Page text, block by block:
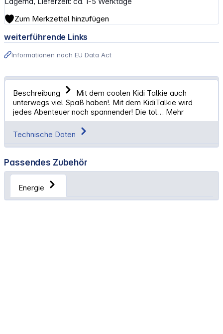
Zum Merkzettel hinzufügen
weiterführende Links
Informationen nach EU Data Act
Beschreibung
Mit dem coolen Kidi Talkie auch
unterwegs viel Spaß haben!. Mit dem KidiTalkie wird
jedes Abenteuer noch spannender! Die tol… Mehr
Technische Daten
Passendes Zubehör
Energie